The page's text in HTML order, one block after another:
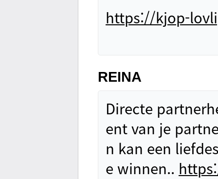
https://kjop-
REINA
Directe
ent van je
n kan een
e winnen..